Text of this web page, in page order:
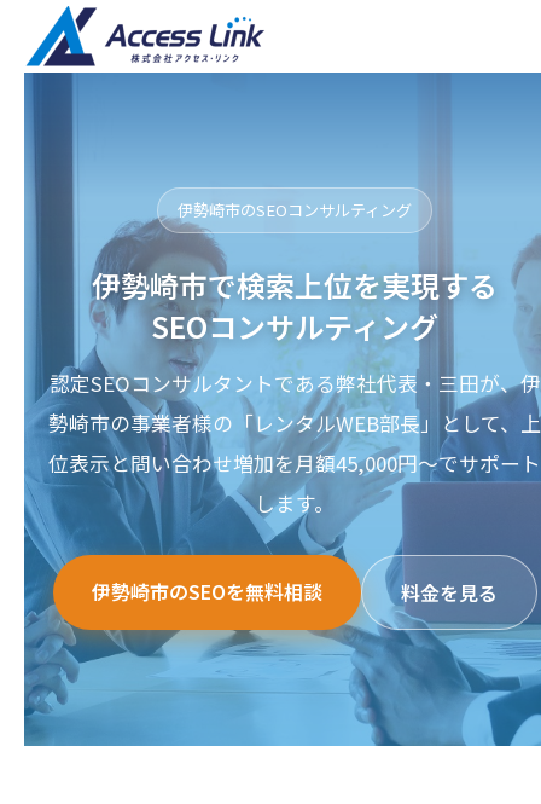
伊勢崎市のSEOコンサルティング
伊勢崎市で検索上位を実現する
SEOコンサルティング
認定SEOコンサルタントである弊社代表・三田が、伊
勢崎市の事業者様の「レンタルWEB部長」として、上
位表示と問い合わせ増加を月額45,000円〜でサポート
します。
伊勢崎市のSEOを無料相談 料金を見る